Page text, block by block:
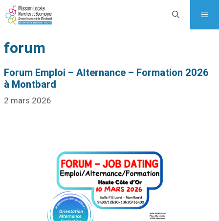
forum
Forum Emploi – Alternance – Formation 2026
à Montbard
2 mars 2026